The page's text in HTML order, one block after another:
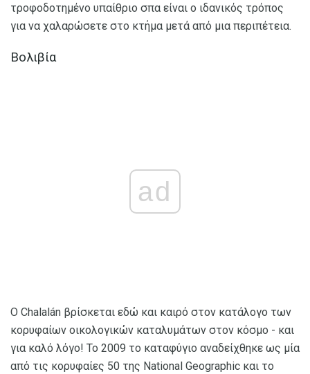
τροφοδοτημένο υπαίθριο σπα είναι ο ιδανικός τρόπος
για να χαλαρώσετε στο κτήμα μετά από μια περιπέτεια.
Βολιβία
ad
Ο Chalalán βρίσκεται εδώ και καιρό στον κατάλογο των
κορυφαίων οικολογικών καταλυμάτων στον κόσμο - και
για καλό λόγο! Το 2009 το καταφύγιο αναδείχθηκε ως μία
από τις κορυφαίες 50 της National Geographic και το